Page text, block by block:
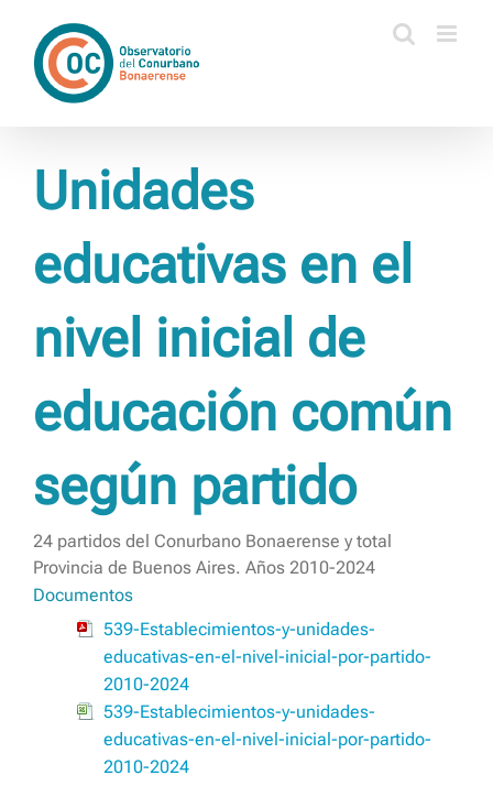
contenido
Unidades
educativas en el
nivel inicial de
educación común
según partido
24 partidos del Conurbano Bonaerense y total
Provincia de Buenos Aires. Años 2010-2024
Documentos
539-Establecimientos-y-unidades-
educativas-en-el-nivel-inicial-por-partido-
2010-2024
539-Establecimientos-y-unidades-
educativas-en-el-nivel-inicial-por-partido-
2010-2024